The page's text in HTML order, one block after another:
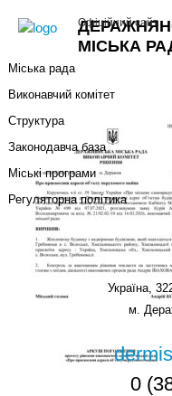
МІСЬКА
Офіційний сайт
+
Міський голова
Міська рада
Виконавчий комітет
Структура
Законодавча база
Міські програми
Регуляторна політика
Україна,
м.
0